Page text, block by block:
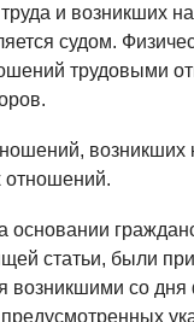
и возникших
судом.
трудовыми
возникших
отношений.
статьи, были
со